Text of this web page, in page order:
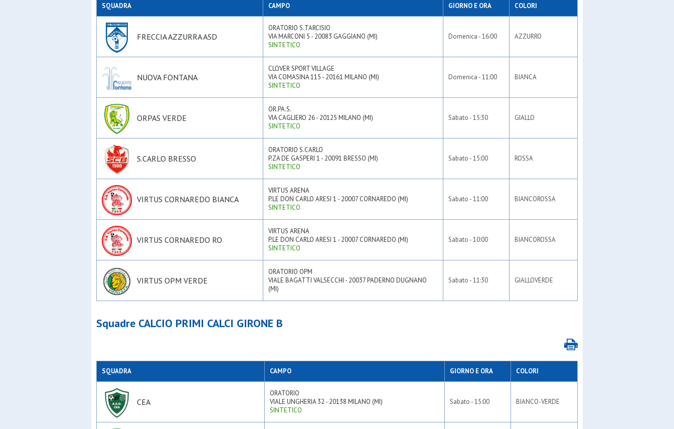
Sportinzona nl gorla 2019
SQUADRA CAMPO GIORNO E ORA COLORI
FRECCIA AZZURRA ASD
ORATORIO S.TARCISIO
VIA MARCONI 5 - 20083 GAGGIANO (MI)
SINTETICO
Domenica - 16:00 AZZURRO
NUOVA FONTANA
CLOVER SPORT VILLAGE
VIA COMASINA 115 - 20161 MILANO (MI)
SINTETICO
Domenica - 11:00 BIANCA
ORPAS VERDE
OR.PA.S.
VIA CAGLIERO 26 - 20125 MILANO (MI)
SINTETICO
Sabato - 15:30 GIALLO
S.CARLO BRESSO
ORATORIO S.CARLO
P.ZA DE GASPERI 1 - 20091 BRESSO (MI)
SINTETICO
Sabato - 15:00 ROSSA
VIRTUS CORNAREDO BIANCA
VIRTUS ARENA
P.LE DON CARLO ARESI 1 - 20007 CORNAREDO (MI)
SINTETICO
Sabato - 11:00 BIANCOROSSA
VIRTUS CORNAREDO RO
VIRTUS ARENA
P.LE DON CARLO ARESI 1 - 20007 CORNAREDO (MI)
SINTETICO
Sabato - 10:00 BIANCOROSSA
VIRTUS OPM VERDE
ORATORIO OPM
VIALE BAGATTI VALSECCHI - 20037 PADERNO DUGNANO
(MI)
Sabato - 11:30 GIALLOVERDE
Squadre CALCIO PRIMI CALCI GIRONE B
SQUADRA CAMPO GIORNO E ORA COLORI
CEA
ORATORIO
VIALE UNGHERIA 32 - 20138 MILANO (MI)
SINTETICO
Sabato - 15:00 BIANCO-VERDE